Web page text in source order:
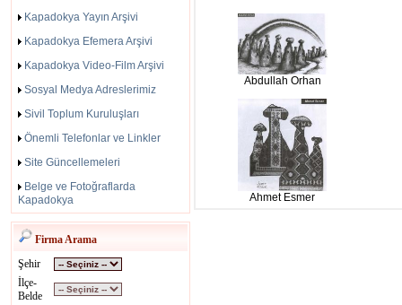
Kapadokya Yayın Arşivi
Kapadokya Efemera Arşivi
Kapadokya Video-Film Arşivi
Sosyal Medya Adreslerimiz
Sivil Toplum Kuruluşları
Önemli Telefonlar ve Linkler
Site Güncellemeleri
Belge ve Fotoğraflarda
Kapadokya
Firma Arama
Şehir
İlçe-
Belde
Abdullah Orhan
Ahmet Esmer